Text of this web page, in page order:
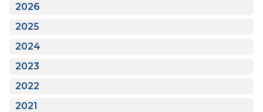
2026
2025
2024
2023
2022
2021